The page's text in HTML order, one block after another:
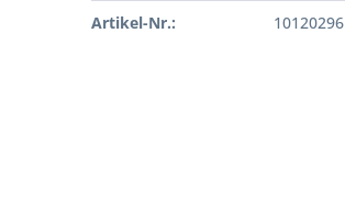
Artikel-Nr.: 10120296